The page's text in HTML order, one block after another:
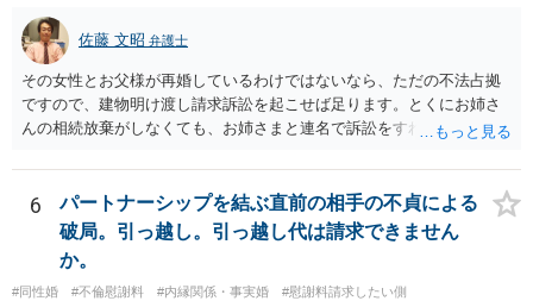
佐藤 文昭 弁護士
その女性とお父様が再婚しているわけではないなら、ただの不法占拠
ですので、建物明け渡し請求訴訟を起こせば足ります。とくにお姉さ
んの相続放棄がしなくても、お姉さまと連名で訴訟をすればいいだけ
6
パートナーシップを結ぶ直前の相手の不貞による
破局。引っ越し。引っ越し代は請求できません
か。
#同性婚 #不倫慰謝料 #内縁関係・事実婚
#慰謝料請求したい側